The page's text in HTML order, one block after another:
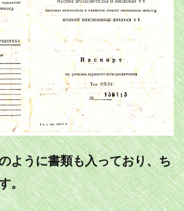
ように書類も入っており、ち
。